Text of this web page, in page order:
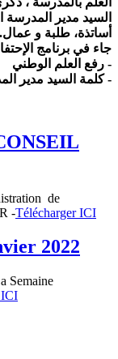
السيد مدير
أساتذة، طلبة و عمال.
جاء في برنامج
- رفع العلم الوطني
- كلمة السيد مدير
de
-Télécharger ICI
2022
Semaine
ICI